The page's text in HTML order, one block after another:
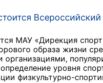
МАУ «Дирекция
образа жизни
уровня
физкультурно-